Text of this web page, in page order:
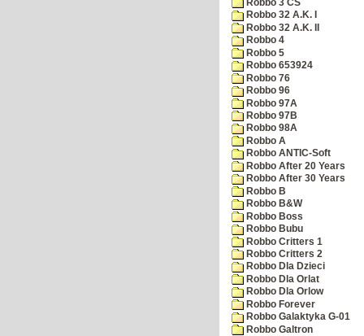
Robbo 3 CS
Robbo 32 A.K. I
Robbo 32 A.K. II
Robbo 4
Robbo 5
Robbo 653924
Robbo 76
Robbo 96
Robbo 97A
Robbo 97B
Robbo 98A
Robbo A
Robbo ANTIC-Soft
Robbo After 20 Years
Robbo After 30 Years
Robbo B
Robbo B&W
Robbo Boss
Robbo Bubu
Robbo Critters 1
Robbo Critters 2
Robbo Dla Dzieci
Robbo Dla Orlat
Robbo Dla Orlow
Robbo Forever
Robbo Galaktyka G-01
Robbo Galtron